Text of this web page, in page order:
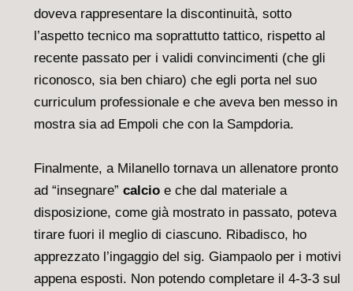
doveva rappresentare la discontinuità, sotto
l’aspetto tecnico ma soprattutto tattico, rispetto al
recente passato per i validi convincimenti (che gli
riconosco, sia ben chiaro) che egli porta nel suo
curriculum professionale e che aveva ben messo in
mostra sia ad Empoli che con la Sampdoria.
Finalmente, a Milanello tornava un allenatore pronto
ad “insegnare” calcio e che dal materiale a
disposizione, come già mostrato in passato, poteva
tirare fuori il meglio di ciascuno. Ribadisco, ho
apprezzato l’ingaggio del sig. Giampaolo per i motivi
appena esposti. Non potendo completare il 4-3-3 sul